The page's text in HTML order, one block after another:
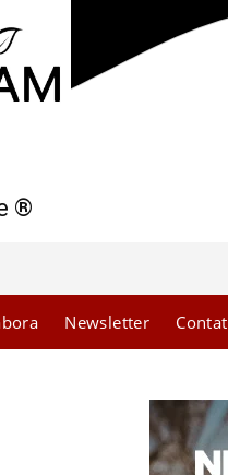
®
Newsletter